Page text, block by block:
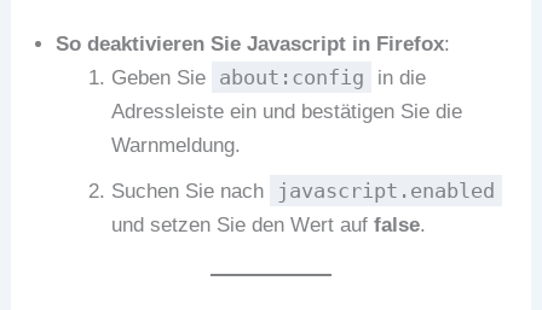
So deaktivieren Sie Javascript in Firefox:
Geben Sie
about:config
in die
Adressleiste ein und bestätigen Sie die
Warnmeldung.
Suchen Sie nach
javascript.enabled
und setzen Sie den Wert auf false.